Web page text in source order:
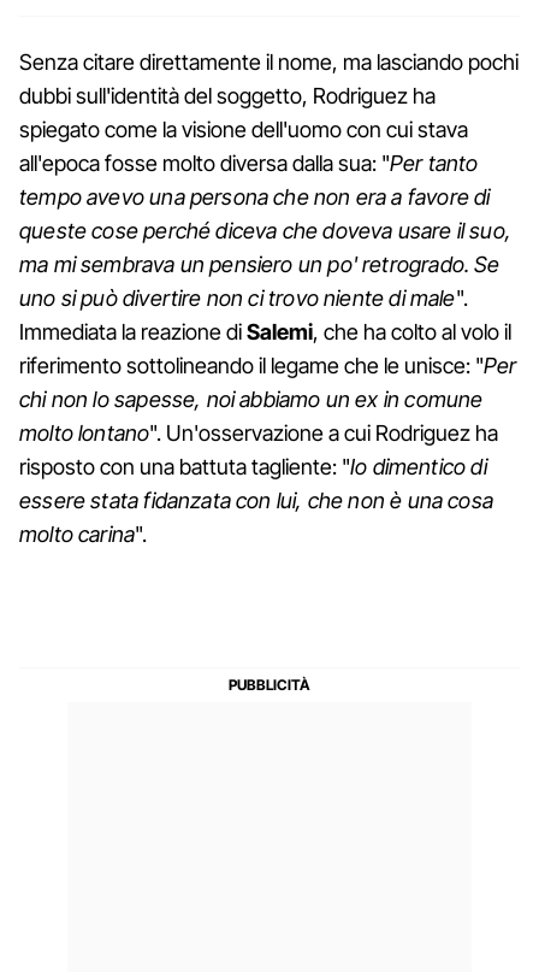
Senza citare direttamente il nome, ma lasciando pochi
dubbi sull'identità del soggetto, Rodriguez ha
spiegato come la visione dell'uomo con cui stava
all'epoca fosse molto diversa dalla sua: "Per tanto
tempo avevo una persona che non era a favore di
queste cose perché diceva che doveva usare il suo,
ma mi sembrava un pensiero un po' retrogrado. Se
uno si può divertire non ci trovo niente di male".
Immediata la reazione diSalemi, che ha colto al volo il
riferimento sottolineando il legame che le unisce: "Per
chi non lo sapesse, noi abbiamo un ex in comune
molto lontano". Un'osservazione a cui Rodriguez ha
risposto con una battuta tagliente: "Io dimentico di
essere stata fidanzata con lui, che non è una cosa
molto carina".